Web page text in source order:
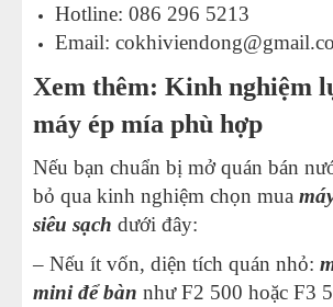
Hotline: 086 296 5213
Email:
Xem thêm: Kinh nghiệm
máy ép mía phù hợp
Nếu bạn chuẩn bị mở quán bán
bỏ qua kinh nghiệm chọn mua
siêu sạch dưới đây:
– Nếu ít vốn, diện tích quán nhỏ:
mini để bàn như F2 500 hoặc F3